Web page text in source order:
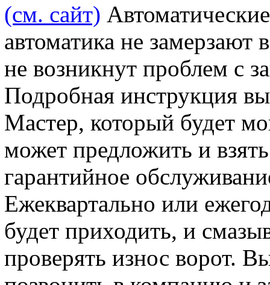
(см. сайт)
автоматика не замерзают
не возникнут проблем с
Подробная инструкция
Мастер, который будет
может предложить и
гарантийное
Ежеквартально или
будет приходить, и
проверять износ ворот.